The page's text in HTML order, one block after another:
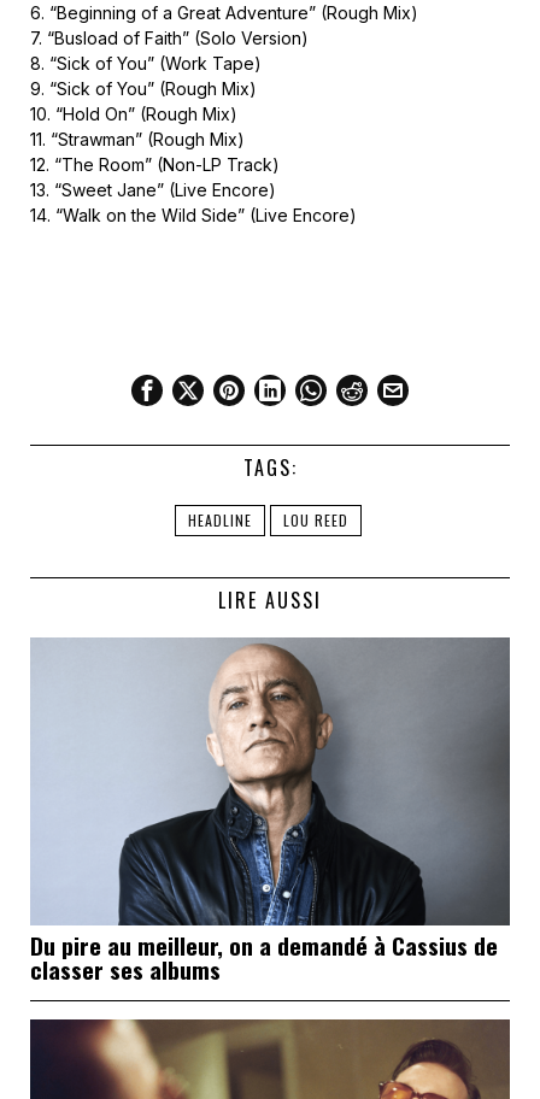
6. “Beginning of a Great Adventure” (Rough Mix)
7. “Busload of Faith” (Solo Version)
8. “Sick of You” (Work Tape)
9. “Sick of You” (Rough Mix)
10. “Hold On” (Rough Mix)
11. “Strawman” (Rough Mix)
12. “The Room” (Non-LP Track)
13. “Sweet Jane” (Live Encore)
14. “Walk on the Wild Side” (Live Encore)
TAGS:
HEADLINE LOU REED
LIRE AUSSI
Du pire au meilleur, on a demandé à Cassius de
classer ses albums